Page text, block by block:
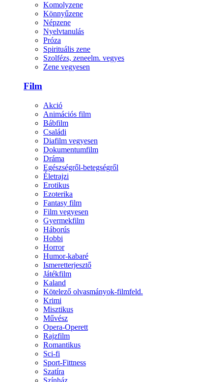
Komolyzene
Könnyűzene
Népzene
Nyelvtanulás
Próza
Spirituális zene
Szolfézs, zeneelm. vegyes
Zene vegyesen
Film
Akció
Animációs film
Bábfilm
Családi
Diafilm vegyesen
Dokumentumfilm
Dráma
Egészségről-betegségről
Életrajzi
Erotikus
Ezoterika
Fantasy film
Film vegyesen
Gyermekfilm
Háborús
Hobbi
Horror
Humor-kabaré
Ismeretterjesztő
Játékfilm
Kaland
Kötelező olvasmányok-filmfeld.
Krimi
Misztikus
Művész
Opera-Operett
Rajzfilm
Romantikus
Sci-fi
Sport-Fittness
Szatíra
Színház